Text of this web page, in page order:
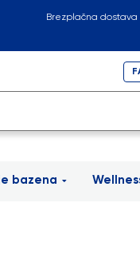
Brezplačna dostava
bazena